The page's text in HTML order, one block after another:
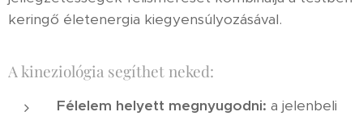
keringő életenergia kiegyensúlyozásával.
A kineziológia segíthet neked:
Félelem helyett megnyugodni: a jelenbeli